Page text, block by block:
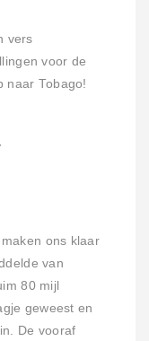
vers
voor de
naar Tobago!
ons klaar
van
80 mijl
geweest en
De vooraf